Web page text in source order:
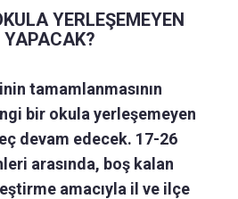
YERLEŞEMEYEN
YAPACAK?
tamamlanmasının
bir okula yerleşemeyen
devam edecek. 17-26
arasında, boş kalan
amacıyla il ve ilçe